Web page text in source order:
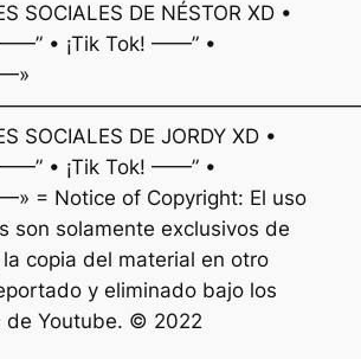
SOCIALES DE NÉSTOR XD •
• ¡Tik Tok! ——” •
SOCIALES DE JORDY XD •
• ¡Tik Tok! ——” •
= Notice of Copyright: El uso
son solamente exclusivos de
copia del material en otro
y eliminado bajo los
de Youtube. © 2022